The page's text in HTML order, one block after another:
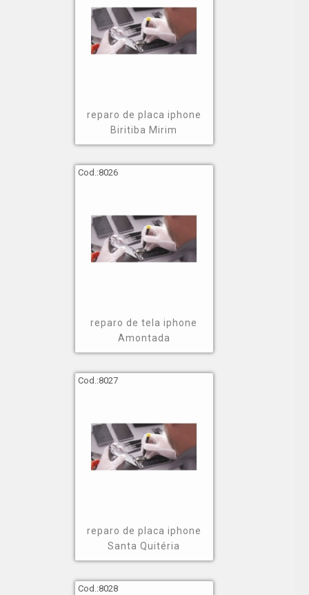
reparo de placa iphone
Biritiba Mirim
Cod.:8026
reparo de tela iphone
Amontada
Cod.:8027
reparo de placa iphone
Santa Quitéria
Cod.:8028